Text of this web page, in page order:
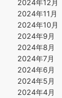
2024年12月
2024年11月
2024年10月
2024年9月
2024年8月
2024年7月
2024年6月
2024年5月
2024年4月